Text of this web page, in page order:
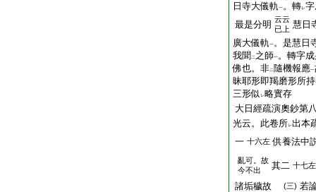
日寺大儀軌一。轉レ
最是分明 云云
已上 慧日
廣大儀軌一。是慧日
我聞 二 之師一。轉字
佛也。非二 隨機報應一
昧耶形即羯磨形所
三形似 レ略實存
大日經疏演奧鈔第
光云。此卷所レ出本
一 十六左 供養法中
亂可。故
今不出
其二 十七左
諸垢穢故 (三) 若